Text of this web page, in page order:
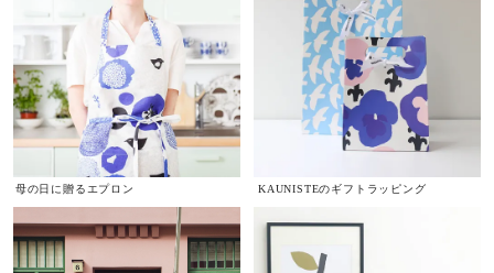
母の日に贈るエプロン KAUNISTEのギフトラッピング